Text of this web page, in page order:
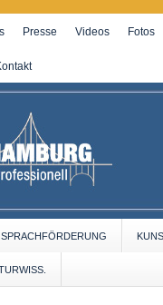
Presse Videos Fotos
SPRACHFÖRDERUNG